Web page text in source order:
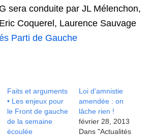
sera conduite par JL Mélenchon,
Coquerel, Laurence Sauvage
Parti de Gauche
Faits et arguments
• Les enjeux pour
le Front de gauche
de la semaine
écoulée
Loi d'amnistie
amendée : on
lâche rien !
février 28, 2013
Dans "Actualités